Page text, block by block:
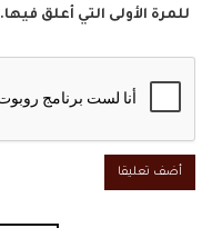
للمرة الأولى التي أعلق فيها.